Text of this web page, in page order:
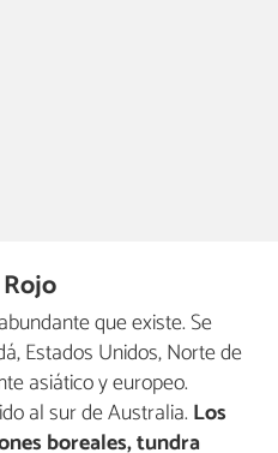
que existe. Se
Estados Unidos, Norte de
asiático y europeo.
al sur de Australia. Los
boreales, tundra